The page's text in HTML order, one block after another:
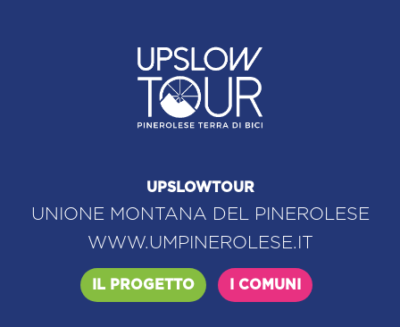
UPSLOWTOUR
UNIONE MONTANA DEL PINEROLESE
WWW.UMPINEROLESE.IT
IL PROGETTO I COMUNI